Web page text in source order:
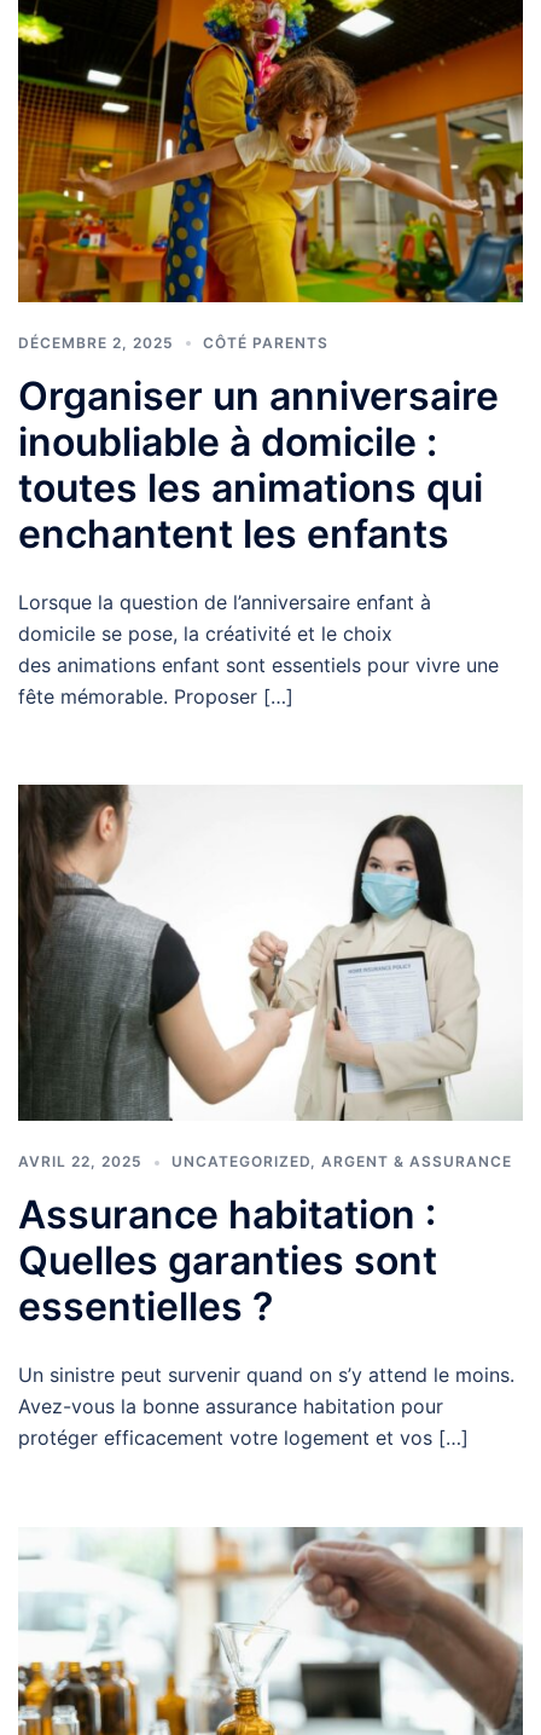
DÉCEMBRE 2, 2025 CÔTÉ PARENTS
Organiser un anniversaire
inoubliable à domicile :
toutes les animations qui
enchantent les enfants
Lorsque la question de l’anniversaire enfant à
domicile se pose, la créativité et le choix
des animations enfant sont essentiels pour vivre une
fête mémorable. Proposer […]
AVRIL 22, 2025 UNCATEGORIZED, ARGENT & ASSURANCE
Assurance habitation :
Quelles garanties sont
essentielles ?
Un sinistre peut survenir quand on s’y attend le moins.
Avez-vous la bonne assurance habitation pour
protéger efficacement votre logement et vos […]